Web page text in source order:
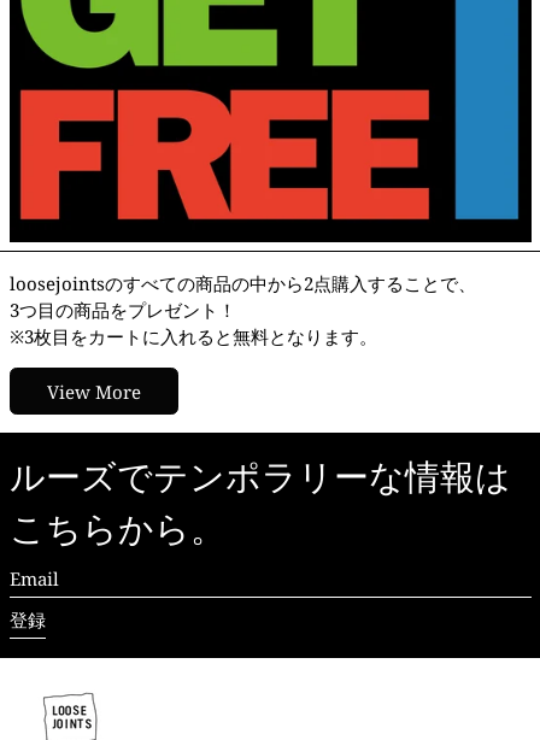
loosejointsのすべての商品の中から2点購入することで、
3つ目の商品をプレゼント！
※3枚目をカートに入れると無料となります。
View More
ルーズでテンポラリーな情報は
こちらから。
Email
登録